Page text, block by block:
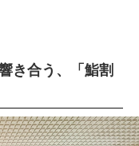
き合う、「鮨割